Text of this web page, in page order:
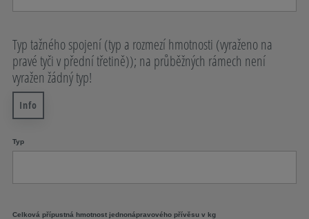
Typ tažného spojení (typ a rozmezí hmotnosti (vyraženo na
pravé tyči v přední třetině)); na průběžných rámech není
vyražen žádný typ!
Info
Typ
Celková přípustná hmotnost jednonápravového přívěsu v kg